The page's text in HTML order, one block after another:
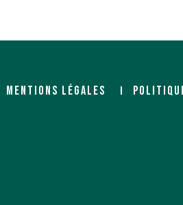
MENTIONS LÉGALES